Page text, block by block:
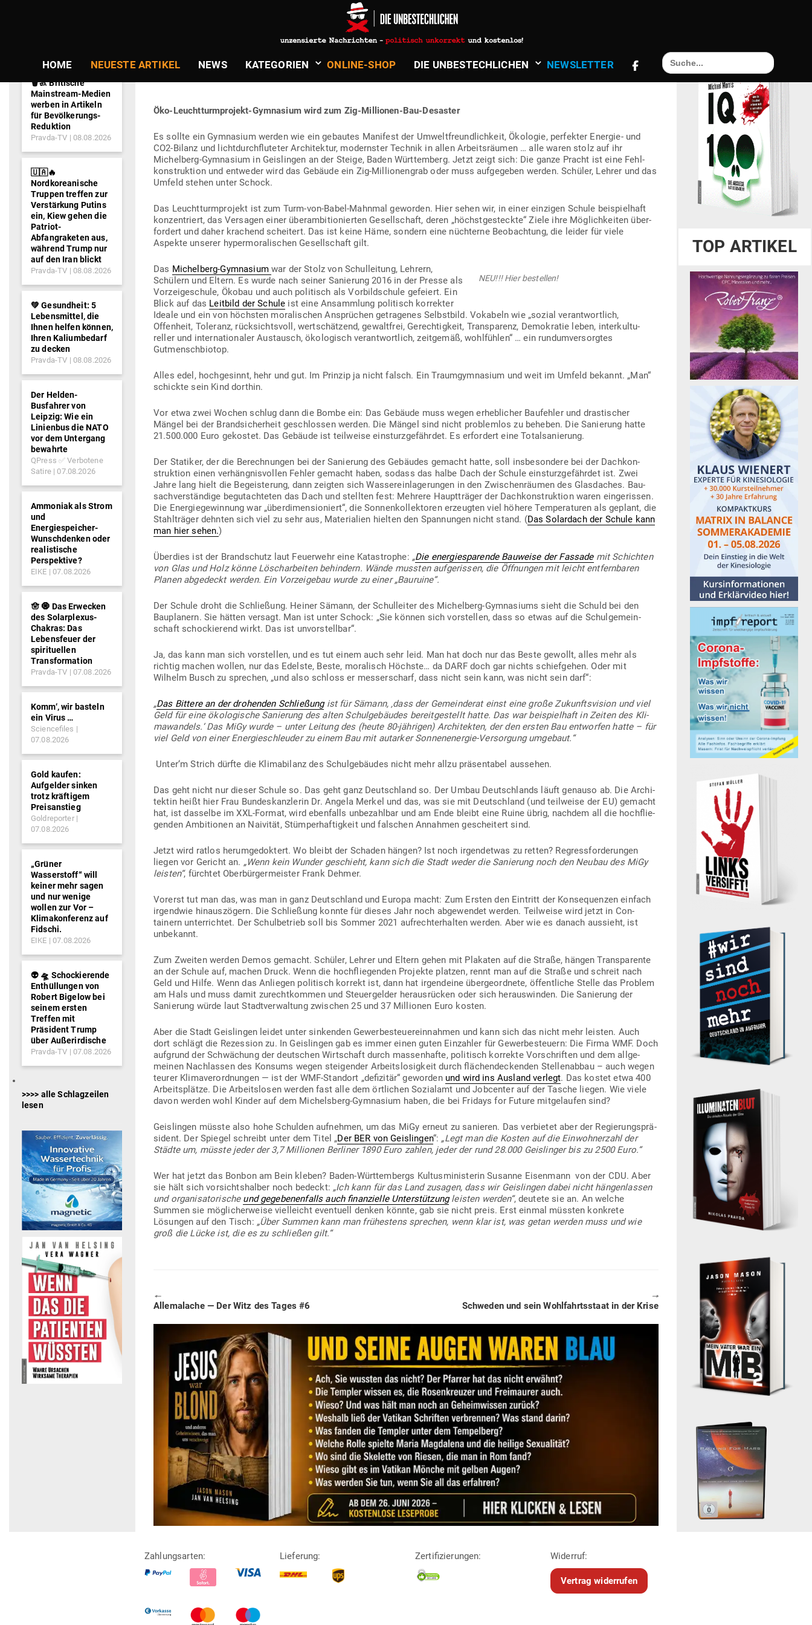
HOME NEUESTE ARTIKEL NEWS KATE­GORIEN ONLINE-SHOP DIE UNBE­STECH­LICHEN NEWS­LETTER
Search
for:
NAI­VITÄT, INKOMPETENZ
Öko-Leucht­turm­projekt-Gym­nasium wird zum Zig-Millionen-Bau-Desaster
Es sollte ein Gym­nasium werden wie ein gebautes Manifest der Umwelt­freund­lichkeit, Öko­logie, per­fekter Energie- und
CO2-Bilanz und licht­durch­flu­teter Archi­tektur, modernster Technik in allen Arbeits­räumen … alle waren stolz auf ihr
Michelberg-Gym­nasium in Geis­lingen an der Steige, Baden Würt­temberg. Jetzt zeigt sich: Die ganze Pracht ist eine Fehl­
kon­struktion und ent­weder wird das Gebäude ein Zig-Mil­lio­nengrab oder muss auf­ge­geben werden. Schüler, Lehrer und das
Umfeld stehen unter Schock.
Das Leucht­turm­projekt ist zum Turm-von-Babel-Mahnmal geworden. Hier sehen wir, in einer ein­zigen Schule bei­spielhaft
kon­zen­triert, das Ver­sagen einer über­am­bi­tio­nierten Gesell­schaft, deren „höchst­ge­steckte“ Ziele ihre Mög­lich­keiten über­
fordert und daher kra­chend scheitert. Das ist keine Häme, sondern eine nüch­terne Beob­achtung, die leider für viele
Aspekte unserer hyper­mo­ra­li­schen Gesell­schaft gilt.
NEU!!! Hier bestellen!
Das Michelberg-Gym­nasiumwar der Stolz von Schul­leitung, Lehrern,
Schülern und Eltern. Es wurde nach seiner Sanierung 2016 in der Presse als
Vor­zei­ge­schule, Ökobau und auch poli­tisch als Vor­bild­schule gefeiert. Ein
Blick auf das Leitbild der Schule ist eine Ansammlung poli­tisch kor­rekter
Ideale und ein von höchsten mora­li­schen Ansprüchen getra­genes Selbstbild. Vokabeln wie „sozial ver­ant­wortlich,
Offenheit, Toleranz, rück­sichtsvoll, wert­schätzend, gewaltfrei, Gerech­tigkeit, Trans­parenz, Demo­kratie leben, inter­kul­tu­
reller und inter­na­tio­naler Aus­tausch, öko­lo­gisch ver­ant­wortlich, zeit­gemäß, wohl­fühlen“ … ein rund­um­ver­sorgtes
Gutmenschbiotop.
Alles edel, hoch­ge­sinnt, hehr und gut. Im Prinzip ja nicht falsch. Ein Traum­gym­nasium und weit im Umfeld bekannt. „Man“
schickte sein Kind dorthin.
Vor etwa zwei Wochen schlug dann die Bombe ein: Das Gebäude muss wegen erheb­licher Bau­fehler und dras­ti­scher
Mängel bei der Brand­si­cherheit geschlossen werden. Die Mängel sind nicht pro­blemlos zu beheben. Die Sanierung hatte
21.500.000 Euro gekostet. Das Gebäude ist teil­weise ein­sturz­ge­fährdet. Es erfordert eine Totalsanierung.
Der Sta­tiker, der die Berech­nungen bei der Sanierung des Gebäudes gemacht hatte, soll ins­be­sondere bei der Dach­kon­
struktion einen ver­häng­nis­vollen Fehler gemacht haben, sodass das halbe Dach der Schule ein­sturz­ge­fährdet ist. Zwei
Jahre lang hielt die Begeis­terung, dann zeigten sich Was­ser­ein­la­ge­rungen in den Zwi­schen­räumen des Glas­daches. Bau­
sach­ver­ständige begut­ach­teten das Dach und stellten fest: Mehrere Haupt­träger der Dach­kon­struktion waren ein­ge­rissen.
Die Ener­gie­ge­winnung war „über­di­men­sio­niert“, die Son­nen­kol­lek­toren erzeugten viel höhere Tem­pe­ra­turen als geplant, die
Stahl­träger dehnten sich viel zu sehr aus, Mate­rialien hielten den Span­nungen nicht stand. (Das Solardach der Schule kann
man hier sehen.)
Überdies ist der Brand­schutz laut Feu­erwehr eine Kata­strophe: „Die ener­gie­spa­rende Bau­weise der Fassademit Schichten
von Glas und Holz könne Lösch­ar­beiten behindern. Wände mussten auf­ge­rissen, die Öff­nungen mit leicht ent­fern­baren
Planen abge­deckt werden. Ein Vor­zei­gebau wurde zu einer „Bau­ruine“.
Der Schule droht die Schließung. Heiner Sämann, der Schul­leiter des Michelberg-Gym­na­siums sieht die Schuld bei den
Bau­planern. Sie hätten versagt. Man ist unter Schock: „Sie können sich vor­stellen, dass so etwas auf die Schul­ge­mein­
schaft scho­ckierend wirkt. Das ist unvorstellbar“.
Ja, das kann man sich vor­stellen, und es tut einem auch sehr leid. Man hat doch nur das Beste gewollt, alles mehr als
richtig machen wollen, nur das Edelste, Beste, mora­lisch Höchste… da DARF doch gar nichts schief­gehen. Oder mit
Wilhelm Busch zu sprechen, „und also schloss er mes­ser­scharf, dass nicht sein kann, was nicht sein darf“:
„Das Bittere an der dro­henden Schließungist für Sämann, ‚dass der Gemein­derat einst eine große Zukunfts­vision und viel
Geld für eine öko­lo­gische Sanierung des alten Schul­ge­bäudes bereit­ge­stellt hatte. Das war bei­spielhaft in Zeiten des Kli­
ma­wandels.‘ Das MiGy wurde – unter Leitung des (heute 80-jäh­rigen) Archi­tekten, der den ersten Bau ent­worfen hatte – für
viel Geld von einer Ener­gie­schleuder zu einem Bau mit aut­arker Son­nen­en­ergie-Ver­sorgung umgebaut.“
Unter‘m Strich dürfte die Kli­ma­bilanz des Schul­ge­bäudes nicht mehr allzu prä­sen­tabel aussehen.
Das geht nicht nur dieser Schule so. Das geht ganz Deutschland so. Der Umbau Deutsch­lands läuft genauso ab. Die Archi­
tektin heißt hier Frau Bun­des­kanz­lerin Dr. Angela Merkel und das, was sie mit Deutschland (und teil­weise der EU) gemacht
hat, ist das­selbe im XXL-Format, wird eben­falls unbe­zahlbar und am Ende bleibt eine Ruine übrig, nachdem all die hoch­flie­
genden Ambi­tionen an Nai­vität, Stüm­per­haf­tigkeit und fal­schen Annahmen gescheitert sind.
Jetzt wird ratlos her­um­ge­doktert. Wo bleibt der Schaden hängen? Ist noch irgend­etwas zu retten? Regress­for­de­rungen
liegen vor Gericht an. „Wenn kein Wunder geschieht, kann sich die Stadt weder die Sanierung noch den Neubau des MiGy
leisten“, fürchtet Ober­bür­ger­meister Frank Dehmer.
Vorerst tut man das, was man in ganz Deutschland und Europa macht: Zum Ersten den Ein­tritt der Kon­se­quenzen einfach
irgendwie hin­aus­zögern. Die Schließung konnte für dieses Jahr noch abge­wendet werden. Teil­weise wird jetzt in Con­
tainern unter­richtet. Der Schul­be­trieb soll bis Sommer 2021 auf­recht­erhalten werden. Aber wie es danach aus­sieht, ist
unbekannt.
Zum Zweiten werden Demos gemacht. Schüler, Lehrer und Eltern gehen mit Pla­katen auf die Straße, hängen Trans­pa­rente
an der Schule auf, machen Druck. Wenn die hoch­flie­genden Pro­jekte platzen, rennt man auf die Straße und schreit nach
Geld und Hilfe. Wenn das Anliegen poli­tisch korrekt ist, dann hat irgendeine über­ge­ordnete, öffent­liche Stelle das Problem
am Hals und muss damit zurecht­kommen und Steu­er­gelder her­aus­rücken oder sich her­aus­winden. Die Sanierung der
Sanierung würde laut Stadt­ver­waltung zwi­schen 25 und 37 Mil­lionen Euro kosten.
Aber die Stadt Geis­lingen leidet unter sin­kenden Gewer­be­steu­er­ein­nahmen und kann sich das nicht mehr leisten. Auch
dort schlägt die Rezession zu. In Geis­lingen gab es immer einen guten Ein­zahler für Gewer­be­steuern: Die Firma WMF. Doch
auf­grund der Schwä­chung der deut­schen Wirt­schaft durch mas­sen­hafte, poli­tisch kor­rekte Vor­schriften und dem all­ge­
meinen Nach­lassen des Konsums wegen stei­gender Arbeits­lo­sigkeit durch flä­chen­de­ckenden Stel­len­abbau – auch wegen
teurer Kli­ma­ver­ord­nungen — ist der WMF-Standort „defi­zitär“ geworden und wird ins Ausland verlegt. Das kostet etwa 400
Arbeits­plätze. Die Arbeits­losen werden fast alle dem ört­lichen Sozi­alamt und Job­center auf der Tasche liegen. Wie viele
davon werden wohl Kinder auf dem Michelsberg-Gym­nasium haben, die bei Fridays for Future mit­ge­laufen sind?
Geis­lingen müsste also hohe Schulden auf­nehmen, um das MiGy erneut zu sanieren. Das ver­bietet aber der Regie­rungs­prä­
sident. Der Spiegel schreibt unter dem Titel „Der BER von Geis­lingen“: „Legt man die Kosten auf die Ein­woh­nerzahl der
Städte um, müsste jeder der 3,7 Mil­lionen Ber­liner 1890 Euro zahlen, jeder der rund 28.000 Geis­linger bis zu 2500 Euro.“
Wer hat jetzt das Bonbon am Bein kleben? Baden-Würt­tem­bergs Kul­tus­mi­nis­terin Susanne Eisenmann von der CDU. Aber
sie hält sich vor­sichts­halber noch bedeckt: „Ich kann für das Land zusagen, dass wir Geis­lingen dabei nicht hän­gen­lassen
und orga­ni­sa­to­rische und gege­be­nen­falls auch finan­zielle Unter­stützungleisten werden“, deutete sie an. An welche
Summen sie mög­li­cher­weise viel­leicht even­tuell denken könnte, gab sie nicht preis. Erst einmal müssten kon­krete
Lösungen auf den Tisch: „Über Summen kann man frü­hestens sprechen, wenn klar ist, was getan werden muss und wie
groß die Lücke ist, die es zu schließen gilt.“
🠔
Previous
Alle­malache — Der Witz des Tages #6
🠖
Next
Schweden und sein Wohl­fahrts­staat in der Krise
🗑️🚮 Britische
Mainstream-Medien
werben in Artikeln
für Bevölkerungs-
Reduktion
Pravda-TV 08.08.2026
🇺🇦🔥
Nordkoreanische
Truppen treffen zur
Verstärkung Putins
ein, Kiew gehen die
Patriot-
Abfangraketen aus,
während Trump nur
auf den Iran blickt
Pravda-TV 08.08.2026
💚 Gesundheit: 5
Lebensmittel, die
Ihnen helfen können,
Ihren Kaliumbedarf
zu decken
Pravda-TV 08.08.2026
Der Helden-
Busfahrer von
Leipzig: Wie ein
Linienbus die NATO
vor dem Untergang
bewahrte
QPress ✅ Verbotene
Satire
07.08.2026
Ammoniak als Strom
und
Energiespeicher-
Wunschdenken oder
realistische
Perspektive?
EIKE 07.08.2026
🪬 🧿 Das Erwecken
des Solarplexus-
Chakras: Das
Lebensfeuer der
spirituellen
Transformation
Pravda-TV 07.08.2026
Komm‘, wir basteln
ein Virus …
Sciencefiles
07.08.2026
Gold kaufen:
Aufgelder sinken
trotz kräftigem
Preisanstieg
Goldreporter
07.08.2026
„Grüner
Wasserstoff“ will
keiner mehr sagen
und nur wenige
wollen zur Vor –
Klimakonferenz auf
Fidschi.
EIKE 07.08.2026
👽 🛸 Schockierende
Enthüllungen von
Robert Bigelow bei
seinem ersten
Treffen mit
Präsident Trump
über Außerirdische
Pravda-TV 07.08.2026
>>>> alle Schlagzeilen
lesen
TOP ARTIKEL
Zahlungsarten: Lieferung: Zertifizierungen: Widerruf:
Vertrag widerrufen